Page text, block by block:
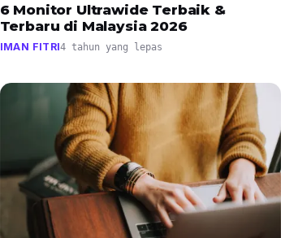
6 Monitor Ultrawide Terbaik &
Terbaru di Malaysia 2026
IMAN FITRI4 tahun yang lepas